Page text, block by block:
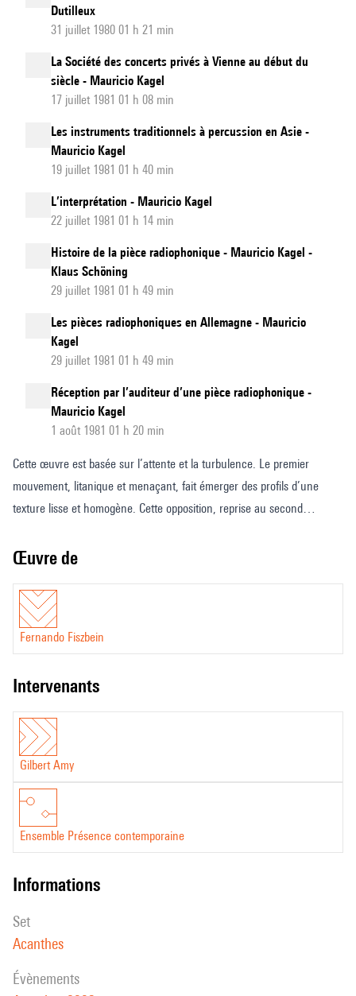
Dutilleux
31 juillet 1980 01 h 21 min
La Société des concerts privés à Vienne au début du
siècle - Mauricio Kagel
17 juillet 1981 01 h 08 min
Les instruments traditionnels à percussion en Asie -
Mauricio Kagel
19 juillet 1981 01 h 40 min
L’interprétation - Mauricio Kagel
22 juillet 1981 01 h 14 min
Histoire de la pièce radiophonique - Mauricio Kagel -
Klaus Schöning
29 juillet 1981 01 h 49 min
Les pièces radiophoniques en Allemagne - Mauricio
Kagel
29 juillet 1981 01 h 49 min
Réception par l’auditeur d’une pièce radiophonique -
Mauricio Kagel
1 août 1981 01 h 20 min
Cette œuvre est basée sur l’attente et la turbulence. Le premier
mouvement, litanique et menaçant, fait émerger des profils d’une
texture lisse et homogène. Cette opposition, reprise au second
concrétisation de la dyade lisse-striée.
Œuvre de
Fernando Fiszbein
intervenants
Gilbert Amy
Ensemble Présence contemporaine
informations
set
Acanthes
évènements